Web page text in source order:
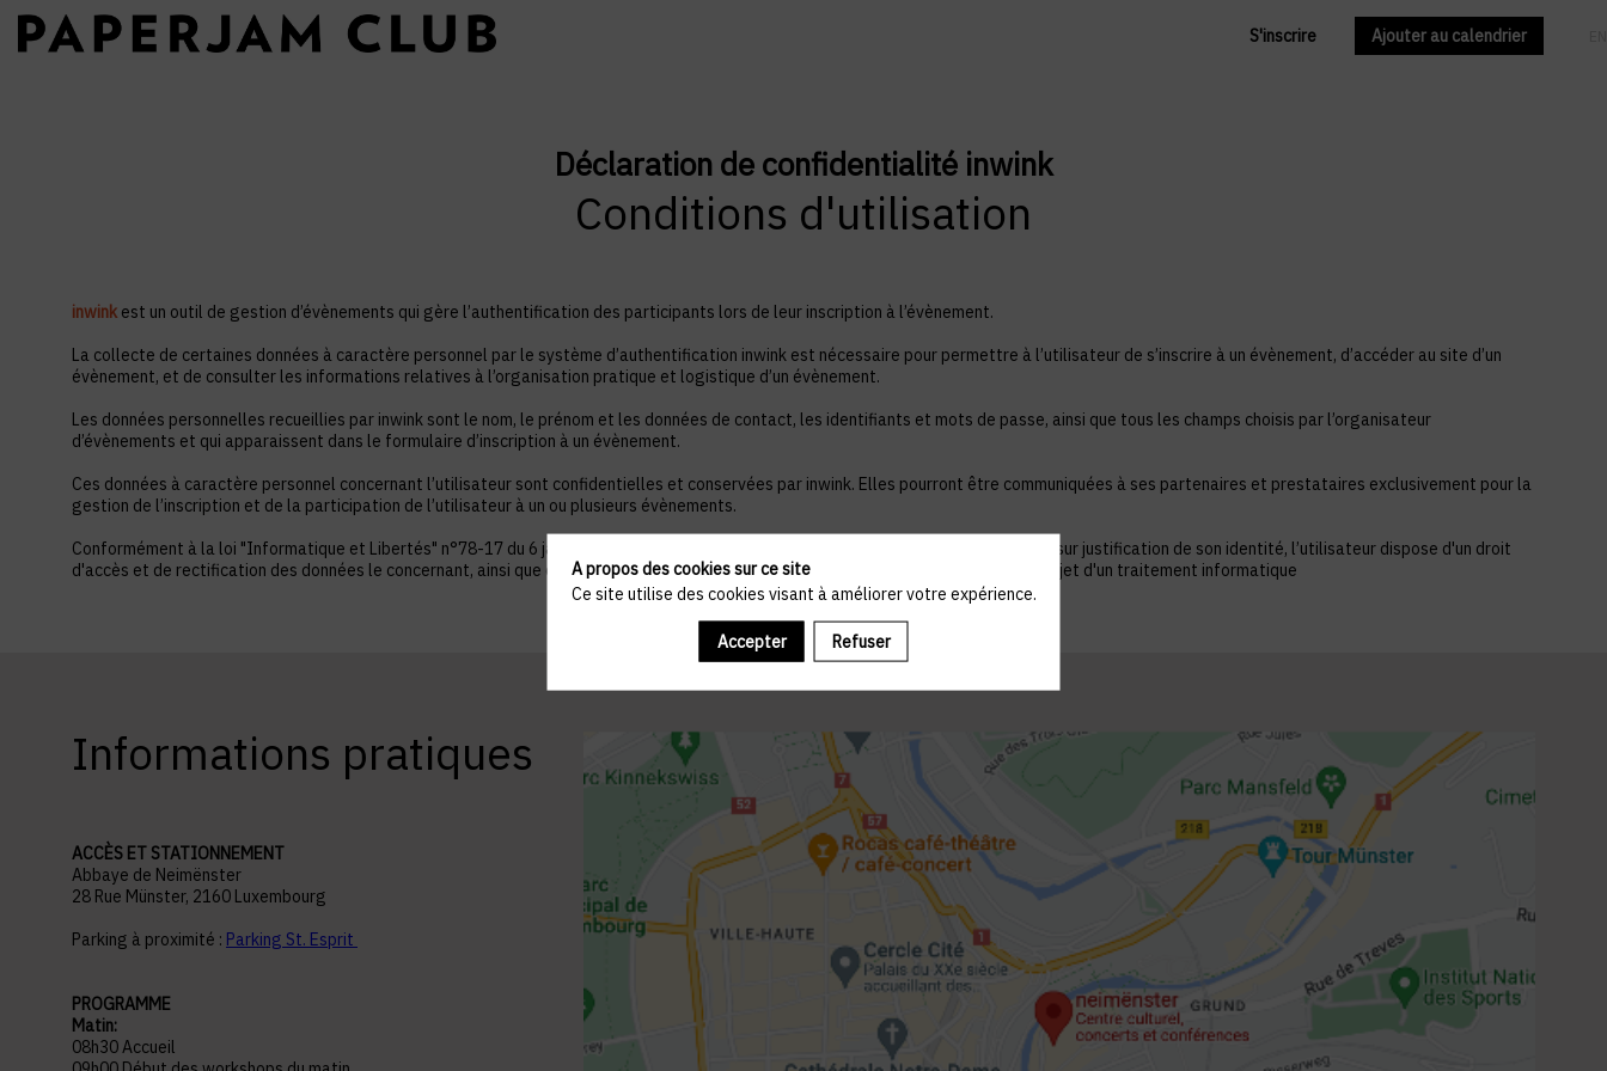
S'inscrire Ajouter au calendrier
Déclaration de confidentialité inwink
Conditions d'utilisation
inwink est un outil de gestion d’évènements qui gère l’authentification des participants lors de leur inscription à l’évènement.
La collecte de certaines données à caractère personnel par le système d’authentification inwink est nécessaire pour permettre à l’utilisateur de s’inscrire à un évènement, d’accéder au site d’un
évènement, et de consulter les informations relatives à l’organisation pratique et logistique d’un évènement.
Les données personnelles recueillies par inwink sont le nom, le prénom et les données de contact, les identifiants et mots de passe, ainsi que tous les champs choisis par l’organisateur
d’évènements et qui apparaissent dans le formulaire d’inscription à un évènement.
Ces données à caractère personnel concernant l’utilisateur sont confidentielles et conservées par inwink. Elles pourront être communiquées à ses partenaires et prestataires exclusivement pour la
gestion de l’inscription et de la participation de l’utilisateur à un ou plusieurs évènements.
Conformément à la loi "Informatique et Libertés" n°78-17 du 6 janvier 1978 telle que modifiée par la loi n°2004-801 du 6 août 2004, sur justification de son identité, l’utilisateur dispose d'un droit
d'accès et de rectification des données le concernant, ainsi que du droit de s’opposer à ce que les données le concernant fassent l'objet d'un traitement informatique
Informations pratiques
ACCÈS ET STATIONNEMENT
Abbaye de Neimënster
28 Rue Münster, 2160 Luxembourg
Parking à proximité : Parking St. Esprit
PROGRAMME
Matin:
08h30 Accueil
A propos des cookies sur ce site
Ce site utilise des cookies visant à améliorer votre expérience.
Accepter Refuser